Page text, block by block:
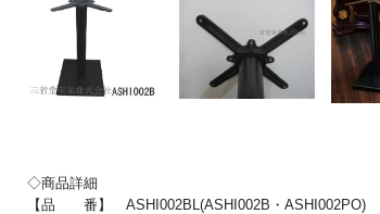
◇商品詳細
【品 番】 ASHI002BL(ASHI002B・ASHI002PO)